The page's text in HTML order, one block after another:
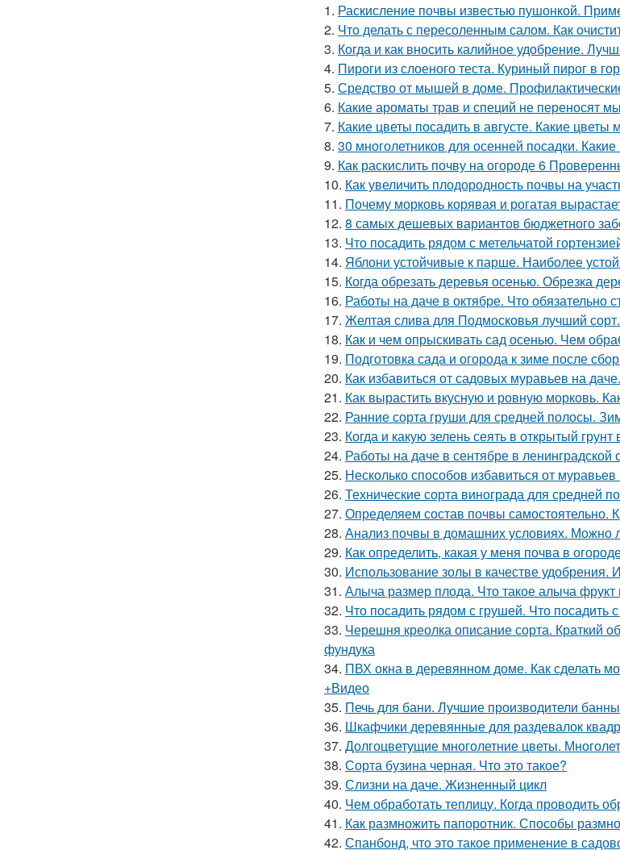
1. Раскисление почвы известью пушонкой.
2. Что делать с пересоленным салом. Как
3. Когда и как вносить калийное удобрение.
4. Пироги из слоеного теста. Куриный пирог в
5. Средство от мышей в доме.
6. Какие ароматы трав и специй не переносят
7. Какие цветы посадить в августе. Какие
8. 30 многолетников для осенней посадки.
9. Как раскислить почву на огороде 6
10. Как увеличить плодородность почвы на
11. Почему морковь корявая и рогатая
12. 8 самых дешевых вариантов бюджетного
13. Что посадить рядом с метельчатой
14. Яблони устойчивые к парше. Наиболее
15. Когда обрезать деревья осенью. Обрезка
16. Работы на даче в октябре. Что обязательно
17. Желтая слива для Подмосковья лучший
18. Как и чем опрыскивать сад осенью. Чем
19. Подготовка сада и огорода к зиме после
20. Как избавиться от садовых муравьев на
21. Как вырастить вкусную и ровную морковь.
22. Ранние сорта груши для средней полосы.
23. Когда и какую зелень сеять в открытый
24. Работы на даче в сентябре в
25. Несколько способов избавиться от
26. Технические сорта винограда для средней
27. Определяем состав почвы самостоятельно.
28. Анализ почвы в домашних условиях. Можно
29. Как определить, какая у меня почва в
30. Использование золы в качестве удобрения.
31. Алыча размер плода. Что такое алыча фрукт
32. Что посадить рядом с грушей. Что посадить
33. Черешня креолка описание сорта. Краткий
фундука
34. ПВХ окна в деревянном доме. Как сделать
+Видео
35. Печь для бани. Лучшие производители
36. Шкафчики деревянные для раздевалок
37. Долгоцветущие многолетние цветы.
38. Сорта бузина черная. Что это такое?
39. Слизни на даче. Жизненный цикл
40. Чем обработать теплицу. Когда проводить
41. Как размножить папоротник. Способы
42. Спанбонд, что это такое применение в